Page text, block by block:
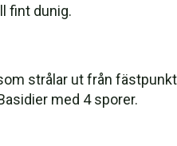
fint dunig.
strålar ut från
med 4 sporer.